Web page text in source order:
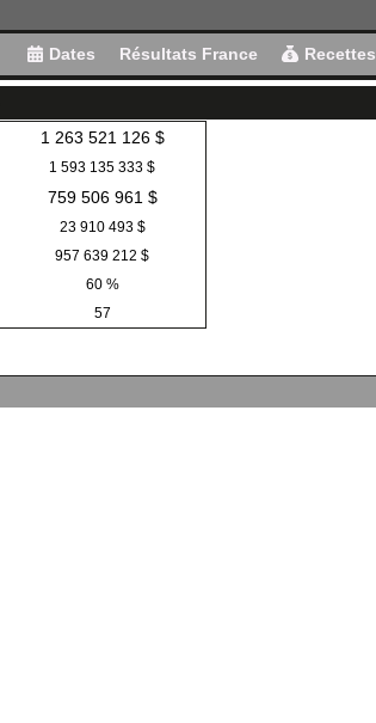
Dates Résultats France Recettes
1 263 521 126 $
1 593 135 333 $
759 506 961 $
23 910 493 $
957 639 212 $
60 %
57